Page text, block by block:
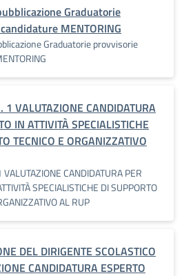
Graduatorie
MENTORING
Graduatorie provvisorie
1 VALUTAZIONE CANDIDATURA
IN ATTIVITÀ SPECIALISTICHE
TECNICO E ORGANIZZATIVO
CANDIDATURA PER
SPECIALISTICHE DI SUPPORTO
AL RUP
DEL DIRIGENTE SCOLASTICO
CANDIDATURA ESPERTO